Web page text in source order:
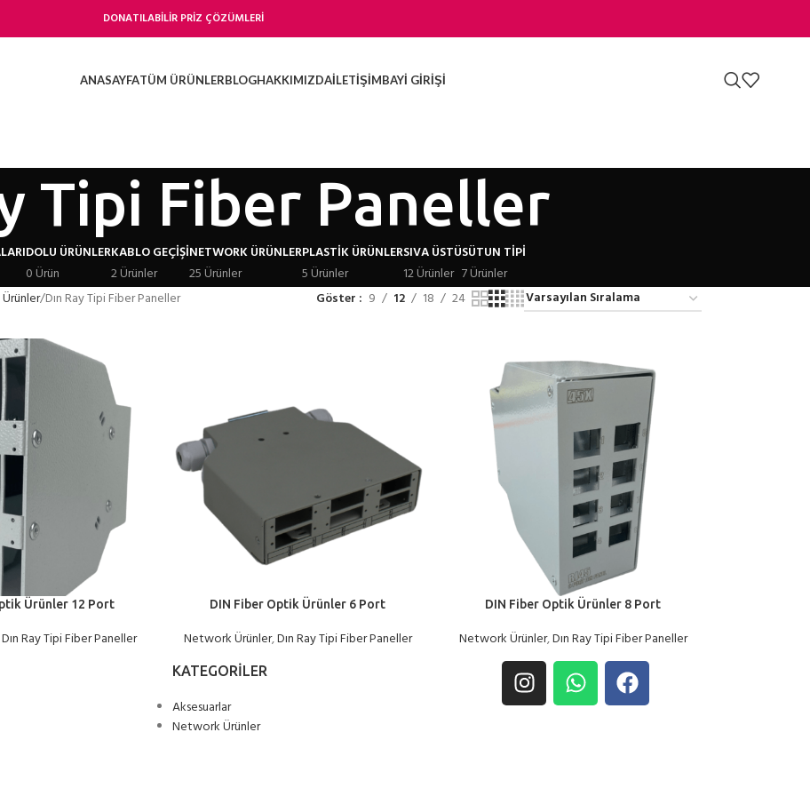
DONATILABİLİR PRİZ ÇÖZÜMLERİ
ANASAYFATÜM ÜRÜNLERBLOGHAKKIMIZDAİLETIŞIMBAYI GIRIŞI
Tipi Fiber Paneller
DOLU ÜRÜNLER
0 Ürün
KABLO GEÇIŞI
2 Ürünler
NETWORK ÜRÜNLER
25 Ürünler
PLASTIK ÜRÜNLER
5 Ürünler
SIVA ÜSTÜ
12 Ürünler
SÜTUN TIPI
7 Ürünler
Dın Ray Tipi Fiber Paneller Göster 9 12 18 24
Ürünler 12 Port
Dın Ray Tipi Fiber Paneller
DIN Fiber Optik Ürünler 6 Port
Network Ürünler,Dın Ray Tipi Fiber Paneller
DIN Fiber Optik Ürünler 8 Port
Network Ürünler,Dın Ray Tipi Fiber Paneller
KATEGORILER
Aksesuarlar
Network Ürünler